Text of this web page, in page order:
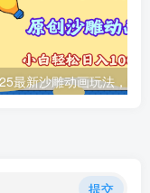
提交